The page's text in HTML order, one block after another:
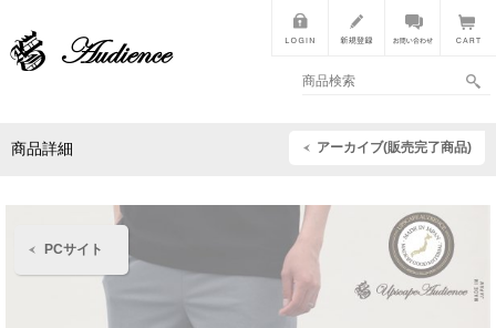
PCサイト
商品詳細 アーカイブ(販売完了商品)